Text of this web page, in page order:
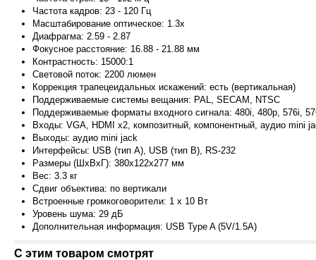
Частота кадров: 23 - 120 Гц
Масштабирование оптическое: 1.3x
Диафрагма: 2.59 - 2.87
Фокусное расстояние: 16.88 - 21.88 мм
Контрастность: 15000:1
Световой поток: 2200 люмен
Коррекция трапецеидальных искажений: есть (вертикальная)
Поддерживаемые системы вещания: PAL, SECAM, NTSC
Поддерживаемые форматы входного сигнала: 480i, 480p, 576i,
Входы: VGA, HDMI x2, композитный, компонентный, аудио mini
Выходы: аудио mini jack
Интерфейсы: USB (тип A), USB (тип B), RS-232
Размеры (ШxВxГ): 380x122x277 мм
Вес: 3.3 кг
Сдвиг объектива: по вертикали
Встроенные громкоговорители: 1 x 10 Вт
Уровень шума: 29 дБ
Дополнительная информация: USB Type A (5V/1.5A)
С этим товаром смотрят